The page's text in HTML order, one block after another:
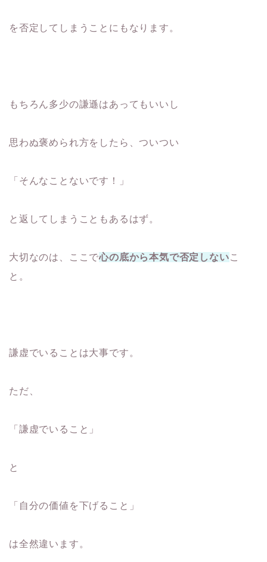
を否定してしまうことにもなります。
もちろん多少の謙遜はあってもいいし
思わぬ褒められ方をしたら、ついつい
「そんなことないです！」
と返してしまうこともあるはず。
大切なのは、ここで心の底から本気で否定しないこ
と。
謙虚でいることは大事です。
ただ、
「謙虚でいること」
と
「自分の価値を下げること」
は全然違います。